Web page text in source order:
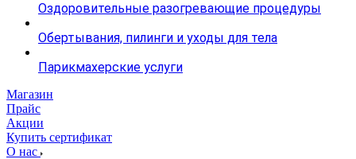
Оздоровительные разогревающие процедуры
Обертывания, пилинги и уходы для тела
Парикмахерские услуги
Магазин
Прайс
Акции
Купить сертификат
О нас